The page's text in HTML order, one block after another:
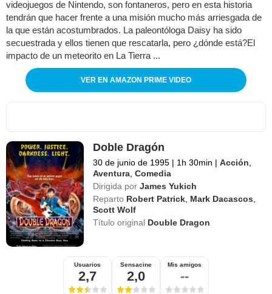
videojuegos de Nintendo, son fontaneros, pero en esta historia
tendrán que hacer frente a una misión mucho más arriesgada de
la que están acostumbrados. La paleontóloga Daisy ha sido
secuestrada y ellos tienen que rescatarla, pero ¿dónde está?El
impacto de un meteorito en La Tierra ...
VER EN AMAZON PRIME VIDEO
Doble Dragón
30 de junio de 1995 | 1h 30min | Acción
Aventura ,Comedia
Dirigida por James Yukich
Reparto Robert Patrick Mark Dacascos
Scott Wolf
Título original Double Dragon
Usuarios
2,7
Sensacine
2,0
Mis amigos
--